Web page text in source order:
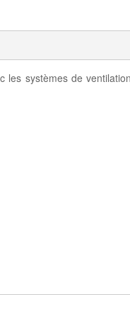
systèmes de